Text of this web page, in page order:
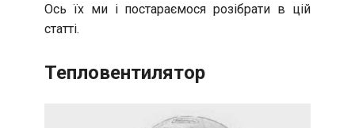
Ось їх ми і постараємося розібрати в цій
статті.
Тепловентилятор